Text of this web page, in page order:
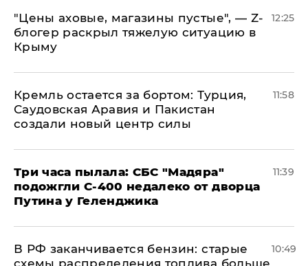
​"Цены аховые, магазины пустые", — Z-
блогер раскрыл тяжелую ситуацию в
Крыму
12:25
​Кремль остается за бортом: Турция,
Саудовская Аравия и Пакистан
создали новый центр силы
11:58
Три часа пылала: СБС "Мадяра"
подожгли С-400 недалеко от дворца
Путина у Геленджика
11:39
​В РФ заканчивается бензин: старые
схемы распределения топлива больше
10:49